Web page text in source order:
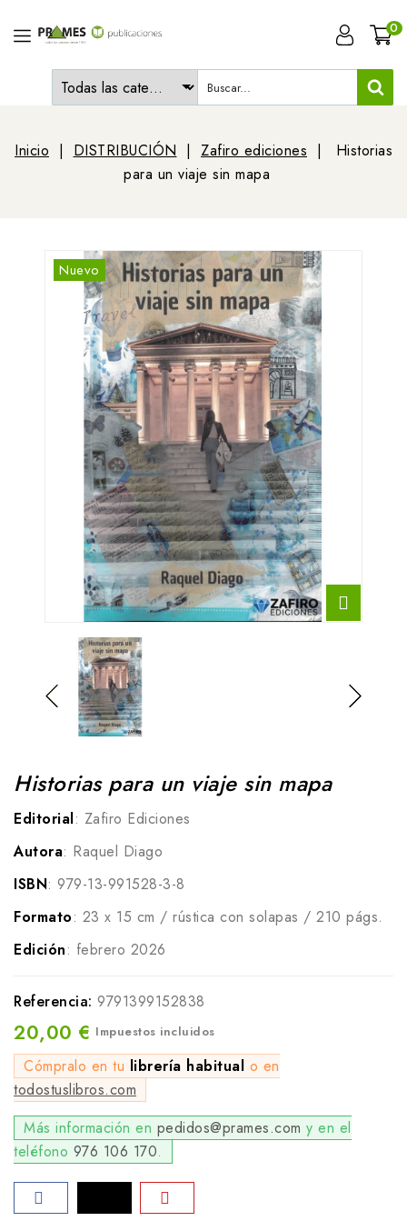
0
Inicio DISTRIBUCIÓN Zafiro ediciones
Historias
para un viaje sin mapa
Nuevo
Historias para un viaje sin mapa
Editorial: Zafiro Ediciones
Autora: Raquel Diago
ISBN: 979-13-991528-3-8
Formato: 23 x 15 cm / rústica con solapas / 210 págs.
Edición: febrero 2026
Referencia: 9791399152838
20,00 € Impuestos incluidos
Cómpralo en tu librería habitual o en
todostuslibros.com
Más información en pedidos@prames.com y en el
teléfono 976 106 170.